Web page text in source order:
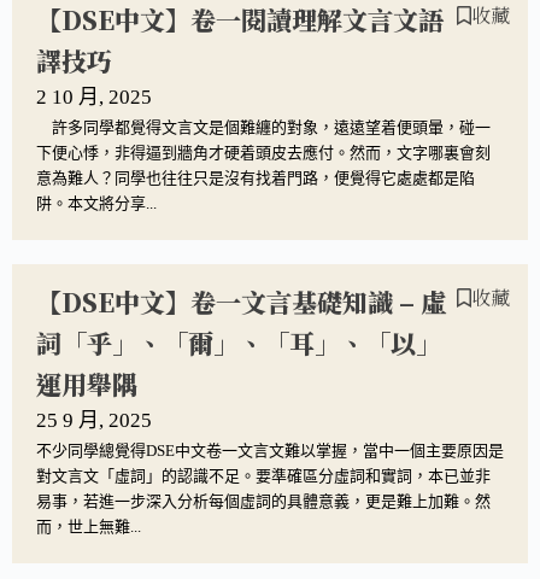
【DSE中文】卷一閱讀理解文言文語
譯技巧
收藏
2 10 月, 2025
許多同學都覺得文言文是個難纏的對象，遠遠望着便頭暈，碰一
下便心悸，非得逼到牆角才硬着頭皮去應付。然而，文字哪裏會刻
意為難人？同學也往往只是沒有找着門路，便覺得它處處都是陷
阱。本文將分享...
【DSE中文】卷一文言基礎知識 – 虛
詞「乎」、「爾」、「耳」、「以」
運用舉隅
收藏
25 9 月, 2025
不少同學總覺得DSE中文卷一文言文難以掌握，當中一個主要原因是
對文言文「虛詞」的認識不足。要準確區分虛詞和實詞，本已並非
易事，若進一步深入分析每個虛詞的具體意義，更是難上加難。然
而，世上無難...